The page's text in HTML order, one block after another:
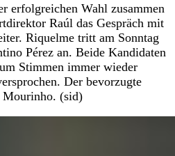
erfolgreichen Wahl zusammen
Raúl das Gespräch mit
Riquelme tritt am Sonntag
Pérez an. Beide Kandidaten
Stimmen immer wieder
Der bevorzugte
Mourinho. (sid)